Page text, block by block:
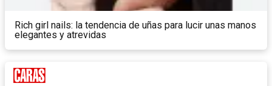
Rich girl nails: la tendencia de uñas para lucir unas manos
elegantes y atrevidas